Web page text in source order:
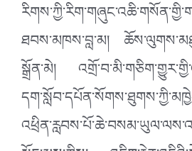
ཐབས་མཁས་བླ་མ།
སྒྲོན་མེ།